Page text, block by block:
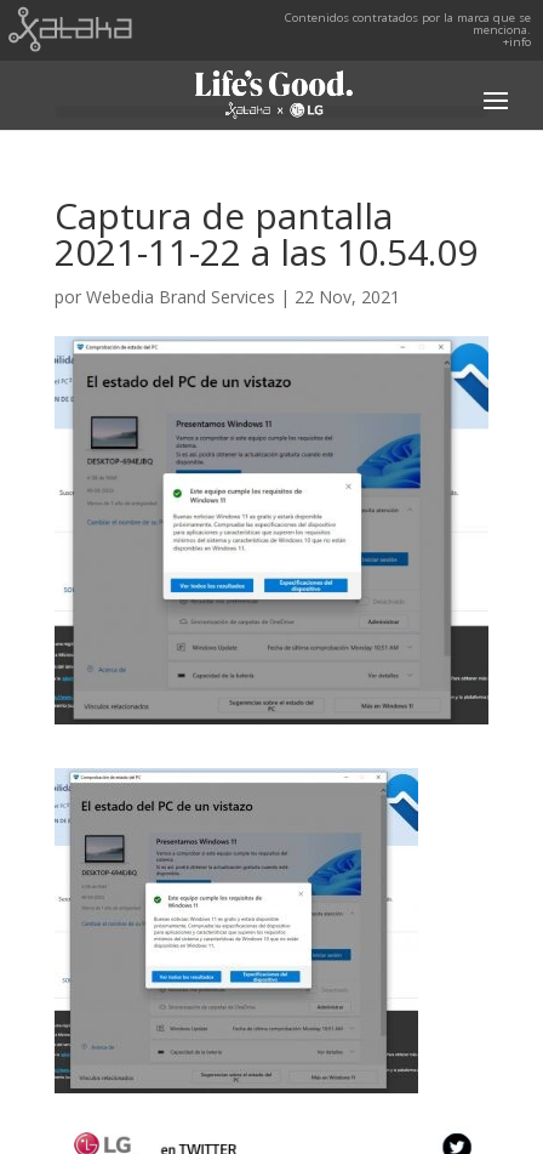
Contenidos contratados por la marca que se
menciona.
+info
Captura de pantalla
2021-11-22 a las 10.54.09
por Webedia Brand Services | 22 Nov, 2021